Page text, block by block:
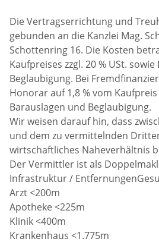
Die Vertragserrichtung und
gebunden an die Kanzlei Mag.
Schottenring 16. Die Kosten
Kaufpreises zzgl. 20 % USt.
Beglaubigung. Bei
Honorar auf 1,8 % vom Kaufpreis
Barauslagen und Beglaubigung.
Wir weisen darauf hin, dass
und dem zu vermittelnden
wirtschaftliches Naheverhältnis
Der Vermittler ist als
Infrastruktur /
Arzt <200m
Apotheke <225m
Klinik <400m
Krankenhaus <1.775m